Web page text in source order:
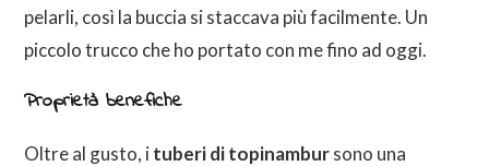
pelarli, così la buccia si staccava più facilmente. Un
piccolo trucco che ho portato con me fino ad oggi.
Proprietà benefiche
Oltre al gusto, ituberi di topinambursono una